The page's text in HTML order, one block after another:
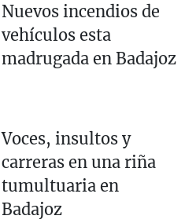
Nuevos incendios de
vehículos esta
madrugada en Badajoz
Voces, insultos y
carreras en una riña
tumultuaria en
Badajoz